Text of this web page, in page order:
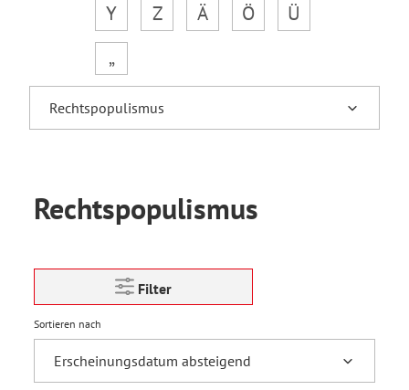
Y
Z Ä Ö
Ü
„
Rechtspopulismus
Filter
Sortieren nach